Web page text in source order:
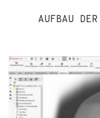
AUFBAU